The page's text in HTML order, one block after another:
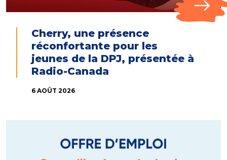
Cherry, une présence
réconfortante pour les
jeunes de la DPJ, présentée à
Radio-Canada
6 AOÛT 2026